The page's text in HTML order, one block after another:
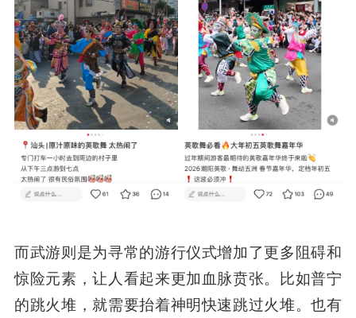
而武游则是为寻常的游行仪式增加了更多阻碍和
惊险元素，让人看起来更加血脉贲张。比如普宁
的跳火堆，就需要抬着神明快速跳过火堆。也有